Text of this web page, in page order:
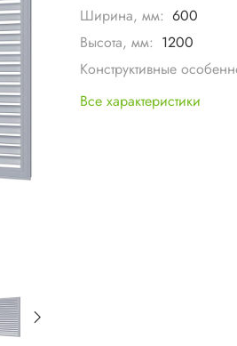
Ширина, мм: 600
Высота, мм: 1200
Конструктивные
Все характеристики